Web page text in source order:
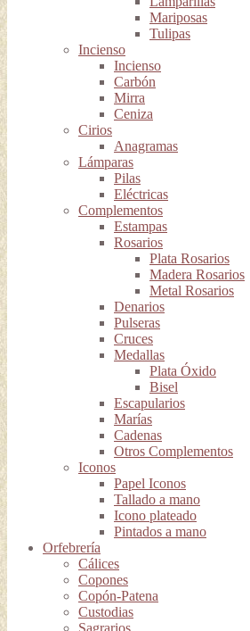
Mariposas
Tulipas
Incienso
Incienso
Carbón
Mirra
Ceniza
Cirios
Anagramas
Lámparas
Pilas
Eléctricas
Complementos
Estampas
Rosarios
Plata Rosarios
Madera Rosarios
Metal Rosarios
Denarios
Pulseras
Cruces
Medallas
Plata Óxido
Bisel
Escapularios
Marías
Cadenas
Otros Complementos
Iconos
Papel Iconos
Tallado a mano
Icono plateado
Pintados a mano
Orfebrería
Cálices
Copones
Copón-Patena
Custodias
Sagrarios